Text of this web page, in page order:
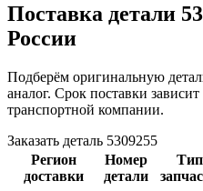
Поставка детали
России
Подберём оригинальную
аналог. Срок поставки
транспортной компании.
Заказать деталь 5309255
Регион
доставки
Номер
детали
Тип